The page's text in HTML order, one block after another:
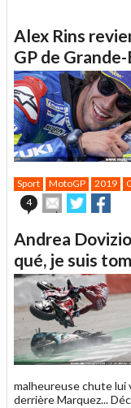
Alex Rins
GP de
Sport MotoGP 2019
4
Envoyer
cet
à
un
ami
Partager
sur sur
Andrea
qué, je suis
malheureuse chute
derrière Marquez...